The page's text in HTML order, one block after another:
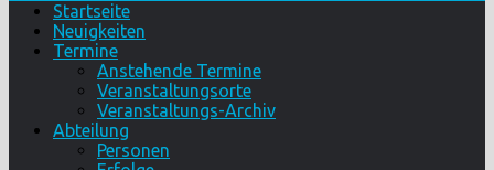
Startseite
Neuigkeiten
Termine
Anstehende Termine
Veranstaltungsorte
Veranstaltungs-Archiv
Abteilung
Personen